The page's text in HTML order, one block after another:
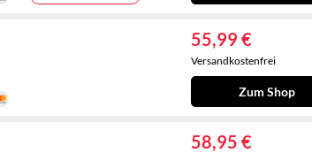
55,99 €
Versandkostenfrei
Zum Shop
58,95 €